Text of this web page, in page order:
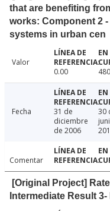
that are benefiting
works: Component 2
systems in urban cen
Valor
0.00
Fecha
31 de
diciembre
de 2006
30
Comentar
[Original Project]
Intermediate Result